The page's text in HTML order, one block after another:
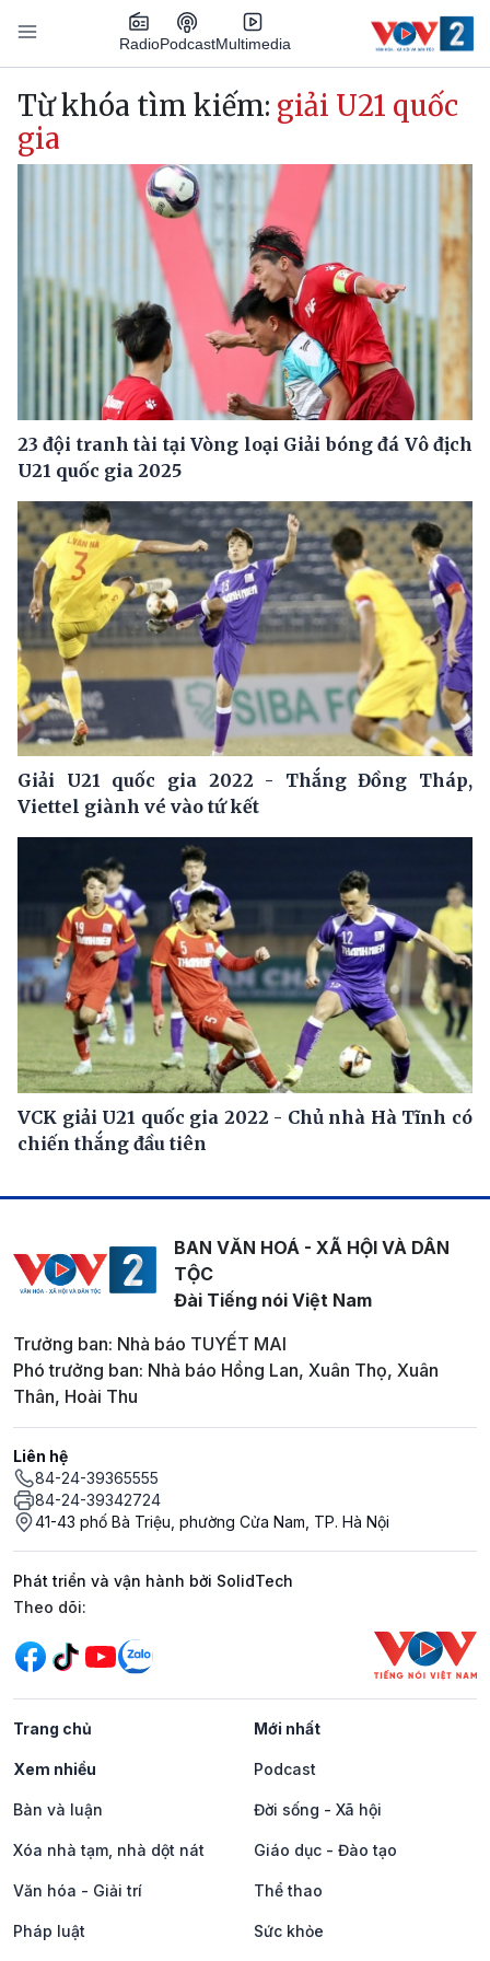
Nhảy đến nội dung
RadioPodcastMultimedia
Main navigation
Từ khóa tìm kiếm: giải U21 quốc
gia
23 đội tranh tài tại Vòng loại Giải bóng đá Vô địch
U21 quốc gia 2025
Giải U21 quốc gia 2022 - Thắng Đồng Tháp,
Viettel giành vé vào tứ kết
VCK giải U21 quốc gia 2022 - Chủ nhà Hà Tĩnh có
chiến thắng đầu tiên
BAN VĂN HOÁ - XÃ HỘI VÀ DÂN
TỘC
Đài Tiếng nói Việt Nam
Trưởng ban: Nhà báo TUYẾT MAI
Phó trưởng ban: Nhà báo Hồng Lan, Xuân Thọ, Xuân
Thân, Hoài Thu
Liên hệ
84-24-39365555
84-24-39342724
41-43 phố Bà Triệu, phường Cửa Nam, TP. Hà Nội
Phát triển và vận hành bởi SolidTech
Mạng xã hội
Theo dõi:
Trang chủ Mới nhất
Xem nhiều Podcast
Bàn và luận Đời sống - Xã hội
Xóa nhà tạm, nhà dột nát Giáo dục - Đào tạo
Văn hóa - Giải trí Thể thao
Pháp luật Sức khỏe